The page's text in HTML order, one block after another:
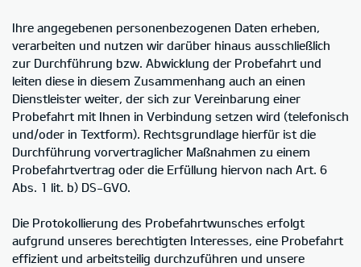
Ihre angegebenen personenbezogenen Daten erheben,
verarbeiten und nutzen wir darüber hinaus ausschließlich
zur Durchführung bzw. Abwicklung der Probefahrt und
leiten diese in diesem Zusammenhang auch an einen
Dienstleister weiter, der sich zur Vereinbarung einer
Probefahrt mit Ihnen in Verbindung setzen wird (telefonisch
und/oder in Textform). Rechtsgrundlage hierfür ist die
Durchführung vorvertraglicher Maßnahmen zu einem
Probefahrtvertrag oder die Erfüllung hiervon nach Art. 6
Abs. 1 lit. b) DS-GVO.
Die Protokollierung des Probefahrtwunsches erfolgt
aufgrund unseres berechtigten Interesses, eine Probefahrt
effizient und arbeitsteilig durchzuführen und unsere